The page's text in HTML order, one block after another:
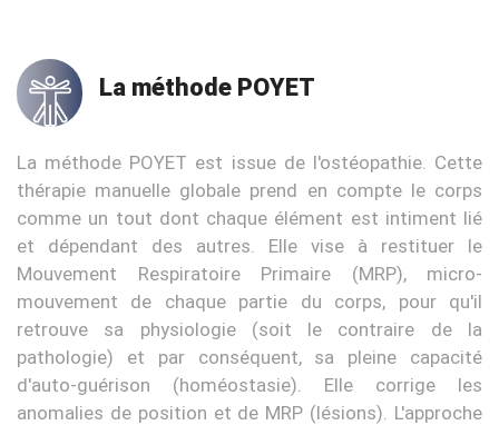
La méthode POYET
La méthode POYET est issue de l'ostéopathie. Cette
thérapie manuelle globale prend en compte le corps
comme un tout dont chaque élément est intiment lié
et dépendant des autres. Elle vise à restituer le
Mouvement Respiratoire Primaire (MRP), micro-
mouvement de chaque partie du corps, pour qu'il
retrouve sa physiologie (soit le contraire de la
pathologie) et par conséquent, sa pleine capacité
d'auto-guérison (homéostasie). Elle corrige les
anomalies de position et de MRP (lésions). L'approche